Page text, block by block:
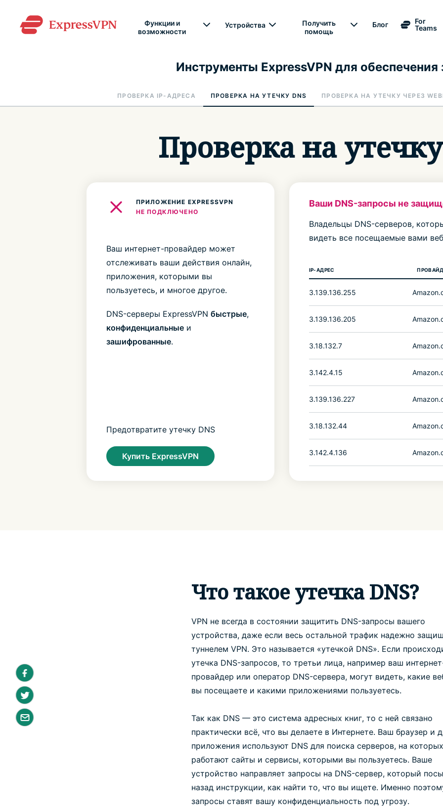
Функции и
возможности
Устройства
Получить
помощь
Блог
For
Teams
Инструменты ExpressVPN для
ПРОВЕРКА IP-АДРЕСА ПРОВЕРКА НА УТЕЧКУ DNS ПРОВЕРКА НА УТЕЧКУ ЧЕРЕЗ
Проверка на
ПРИЛОЖЕНИЕ EXPRESSVPN
НЕ ПОДКЛЮЧЕНО
Ваш интернет-провайдер может
отслеживать ваши действия онлайн,
приложения, которыми вы
пользуетесь, и многое другое.
DNS-серверы ExpressVPN быстрые,
конфиденциальныеи
зашифрованные.
Предотвратите утечку DNS
Купить ExpressVPN
Ваши DNS-запросы не
Владельцы DNS-серверов,
видеть все посещаемые вами
IP-АДРЕС
3.139.136.255
3.139.136.205
3.18.132.7
3.142.4.15
3.139.136.227
3.18.132.44
3.142.4.136
Что такое утечка DNS?
VPN не всегда в состоянии защитить DNS-запросы вашего
устройства, даже если весь остальной трафик надежно
туннелем VPN. Это называется «утечкой DNS». Если
утечка DNS-запросов, то третьи лица, например ваш
провайдер или оператор DNS-сервера, могут видеть, какие
вы посещаете и какими приложениями пользуетесь.
Так как DNS — это система адресных книг, то с ней связано
практически всё, что вы делаете в Интернете. Ваш браузер и
приложения используют DNS для поиска серверов, на которых
работают сайты и сервисы, которыми вы пользуетесь. Ваше
устройство направляет запросы на DNS-сервер, который
назад инструкции, как найти то, что вы ищете. Именно
запросы ставят вашу конфиденциальность под угрозу.